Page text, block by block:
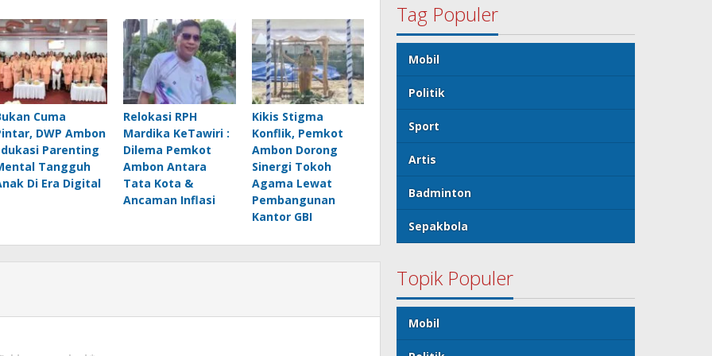
Cuma
DWP Ambon
Parenting
Tangguh
Di Era Digital
Relokasi RPH
Mardika KeTawiri :
Dilema Pemkot
Ambon Antara
Tata Kota &
Ancaman Inflasi
Kikis Stigma
Konflik, Pemkot
Ambon Dorong
Sinergi Tokoh
Agama Lewat
Pembangunan
Kantor GBI
Tag Populer
Mobil
Politik
Sport
Artis
Badminton
Sepakbola
Topik Populer
Mobil